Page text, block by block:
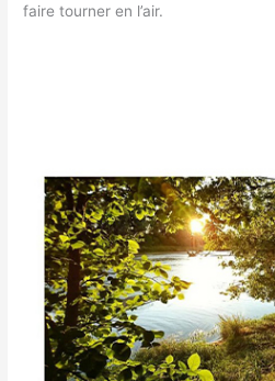
faire tourner en l’air.